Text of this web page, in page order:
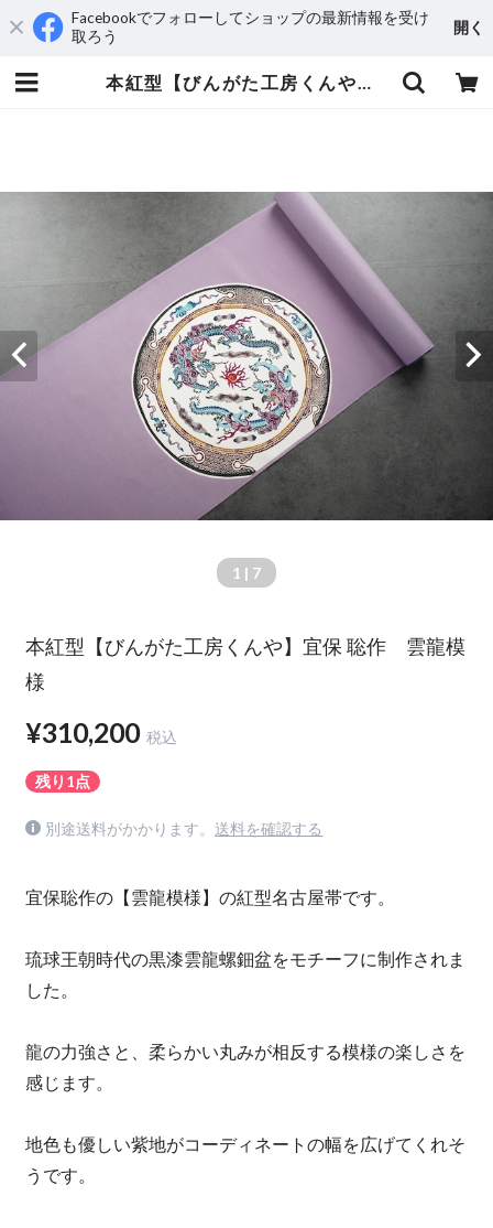
Facebookでフォローしてショップの最新情報を受け
取ろう
開く
本紅型【びんがた工房くんや】宜保 聡作 雲龍模様 | えんや呉服店 ウェブショップ
1 | 7
本紅型【びんがた工房くんや】宜保 聡作 雲龍模
様
¥310,200 税込
残り1点
別途送料がかかります。 送料を確認する
宜保聡作の【雲龍模様】の紅型名古屋帯です。
琉球王朝時代の黒漆雲龍螺鈿盆をモチーフに制作されま
した。
龍の力強さと、柔らかい丸みが相反する模様の楽しさを
感じます。
地色も優しい紫地がコーディネートの幅を広げてくれそ
うです。